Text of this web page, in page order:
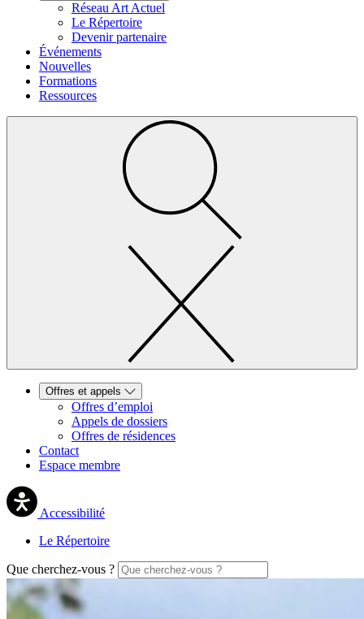
Réseau Art Actuel
Le Répertoire
Devenir partenaire
Événements
Nouvelles
Formations
Ressources
Offres et appels
Offres d’emploi
Appels de dossiers
Offres de résidences
Contact
Espace membre
Accessibilité
Le Répertoire
Que cherchez-vous ?